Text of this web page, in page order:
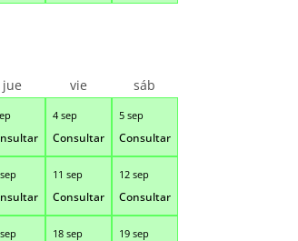
4 sep
Consultar
5 sep
Consultar
11 sep
Consultar
12 sep
Consultar
18 sep 19 sep
jue vie sáb